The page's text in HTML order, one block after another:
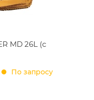
MD 26L (с
По запросу